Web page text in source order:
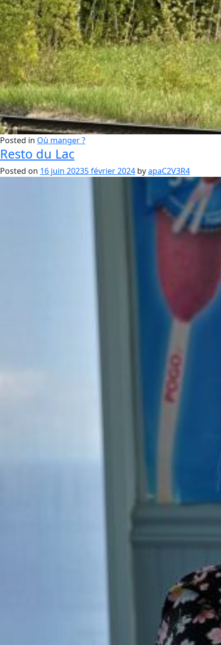
Posted in Où manger ?
Resto du Lac
Posted on 16 juin 20235 février 2024 byapaC2V3R4